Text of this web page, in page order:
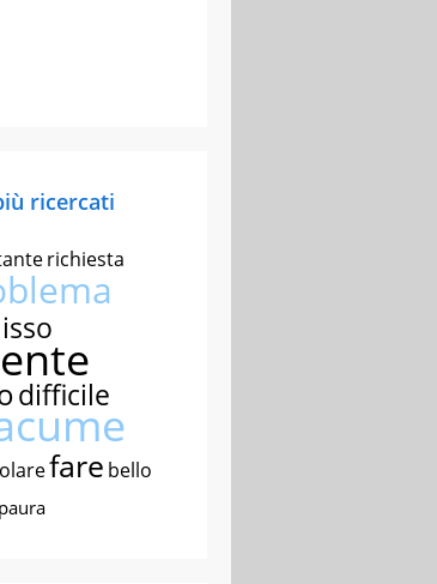
ricercati
richiesta
difficile
fare bello
paura